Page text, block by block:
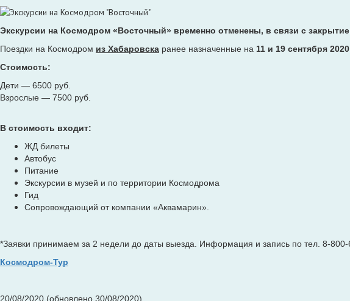
Экскурсии на Космодром «Восточный» временно отменены, в связи с
Поездки на Космодром из Хабаровска ранее назначенные на 11 и 19 сентября
Стоимость:
Дети — 6500 руб.
Взрослые — 7500 руб.
В стоимость входит:
ЖД билеты
Автобус
Питание
Экскурсии в музей и по территории Космодрома
Гид
Сопровождающий от компании «Аквамарин».
*Заявки принимаем за 2 недели до даты выезда. Информация и запись по тел. 8-800-
Космодром-Тур
20/08/2020 (обновлено 30/08/2020)